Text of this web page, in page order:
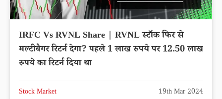
IRFC Vs RVNL Share | RVNL स्टॉक फिर से
मल्टीबैगर रिटर्न देगा? पहले 1 लाख रुपये पर 12.50 लाख
रुपये का रिटर्न दिया था
Stock Market 19th Mar 2024